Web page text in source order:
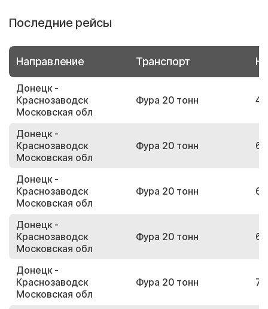
Последние рейсы
Направление Транспорт
Донецк -
Краснозаводск
Московская обл
Фура 20 тонн
Донецк -
Краснозаводск
Московская обл
Фура 20 тонн
Донецк -
Краснозаводск
Московская обл
Фура 20 тонн
Донецк -
Краснозаводск
Московская обл
Фура 20 тонн
Донецк -
Краснозаводск
Московская обл
Фура 20 тонн